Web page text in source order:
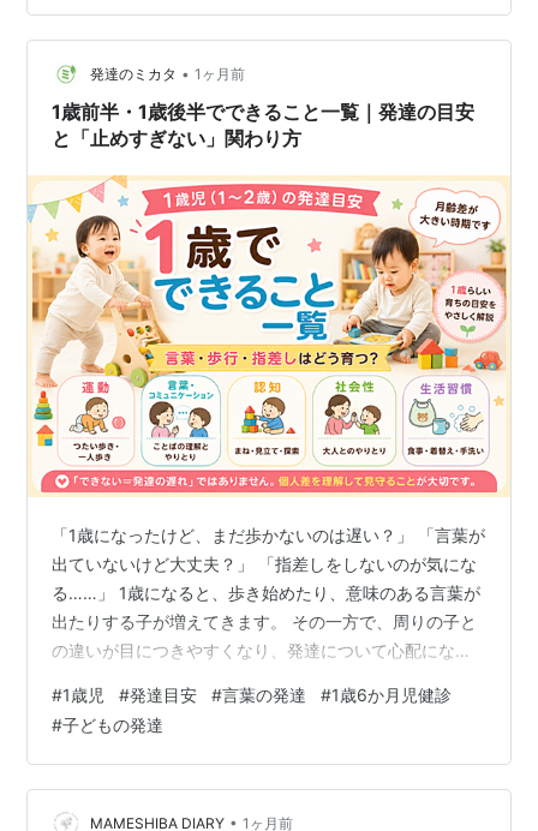
装 32枚 江崎グリコビスコAmazon江崎グリコ ビスコ大
袋(発酵バター)アソートパック お菓子 …
発達のミカタ • 1ヶ月前
1歳前半・1歳後半でできること一覧｜発達の目安
と「止めすぎない」関わり方
「1歳になったけど、まだ歩かないのは遅い？」 「言葉が
出ていないけど大丈夫？」 「指差しをしないのが気にな
る……」 1歳になると、歩き始めたり、意味のある言葉が
出たりする子が増えてきます。 その一方で、周りの子と
の違いが目につきやすくなり、発達について心配になる
子どもの支援に関わっていますが、1歳頃の子どもを見る
ときに特に大切だと感じるのは、 「できないことを止め
る」ことより、その子が安全に動き、触り、確かめられ
る環境を先に作ること です。 1歳頃はまだ発達の個人差
が大きく、歩行、言葉の理解、発語、人との関わりなど
#1歳児 #発達目安 #言葉の発達 #1歳6か月児健診
#子どもの発達
MAMESHIBA DIARY • 1ヶ月前